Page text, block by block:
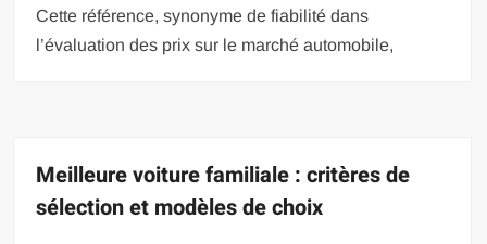
Cette référence, synonyme de fiabilité dans
l’évaluation des prix sur le marché automobile,
Meilleure voiture familiale : critères de
sélection et modèles de choix